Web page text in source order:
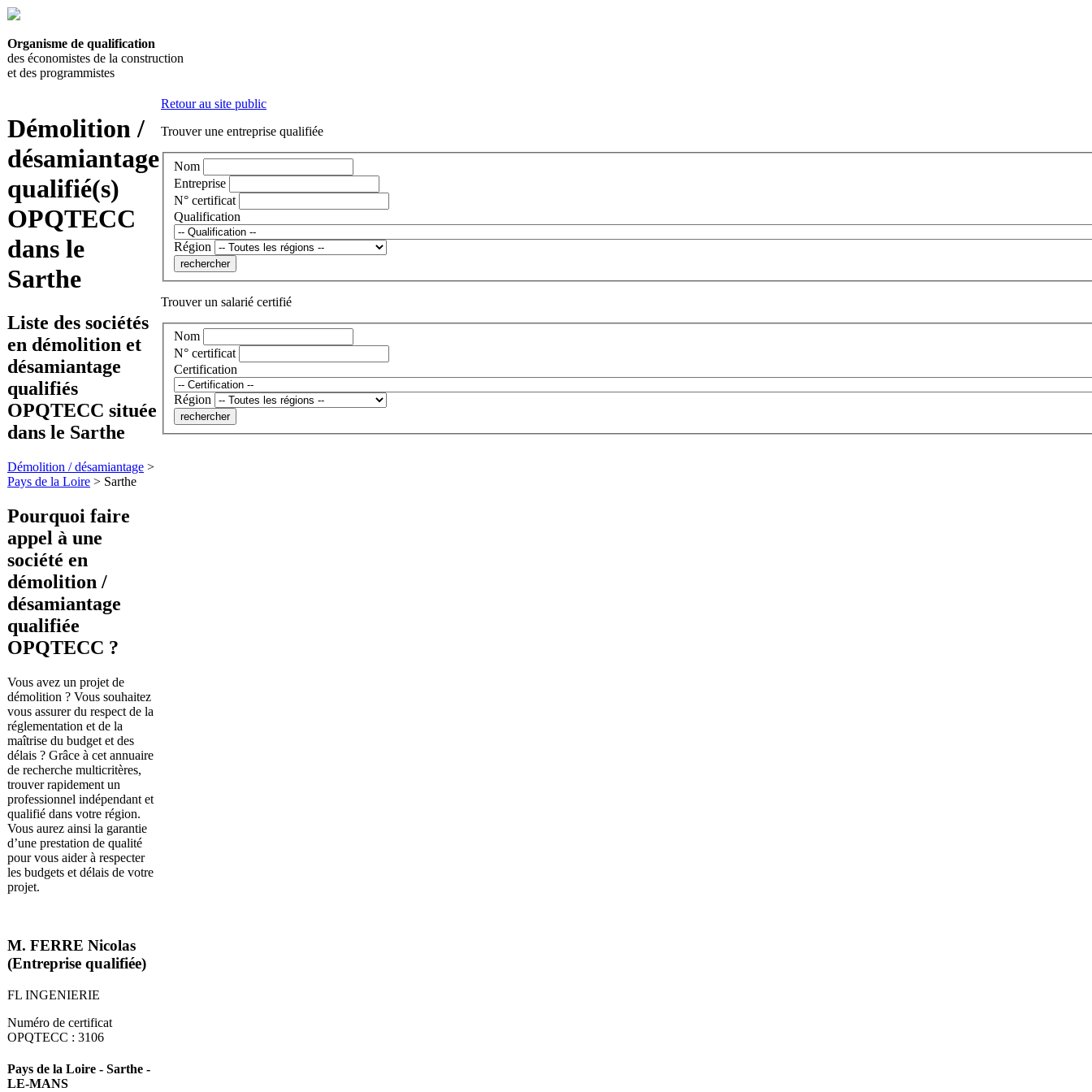
Organisme de qualification
des économistes de la construction
et des programmistes
Démolition /
désamiantage
qualifié(s)
OPQTECC
dans le
Sarthe
Liste des sociétés
en démolition et
désamiantage
qualifiés
OPQTECC située
dans le Sarthe
Démolition / désamiantage >
Pays de la Loire > Sarthe
Pourquoi faire
appel à une
société en
démolition /
désamiantage
qualifiée
OPQTECC ?
Vous avez un projet de
démolition ? Vous souhaitez
vous assurer du respect de la
réglementation et de la
maîtrise du budget et des
délais ? Grâce à cet annuaire
de recherche multicritères,
trouver rapidement un
professionnel indépendant et
qualifié dans votre région.
Vous aurez ainsi la garantie
d’une prestation de qualité
pour vous aider à respecter
les budgets et délais de votre
projet.
M. FERRE Nicolas
(Entreprise qualifiée)
FL INGENIERIE
Numéro de certificat
OPQTECC : 3106
Pays de la Loire - Sarthe -
LE-MANS
Retour au site public
Trouver une entreprise qualifiée
Nom
Entreprise
N° certificat
Qualification
Région
Trouver un salarié certifié
Nom
N° certificat
Certification
Région